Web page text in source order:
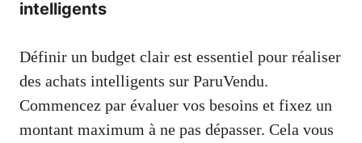
intelligents
Définir un budget clair est essentiel pour réaliser
des achats intelligents sur ParuVendu.
Commencez par évaluer vos besoins et fixez un
montant maximum à ne pas dépasser. Cela vous